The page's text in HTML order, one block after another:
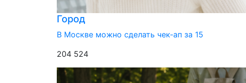
Город
В Москве можно сделать чек-ап за 15
204 524